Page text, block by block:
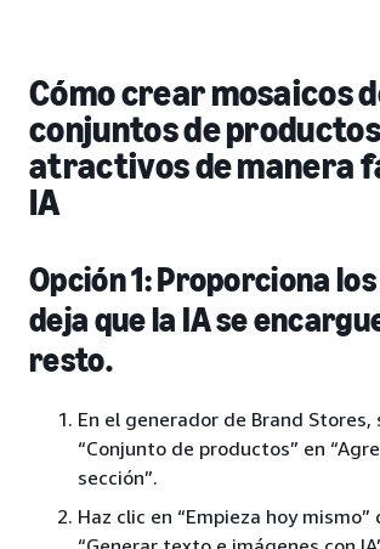
Cómo crear mosaicos
conjuntos de productos
atractivos de manera
IA
Opción 1: Proporciona los
deja que la IA se
resto.
En el generador de Brand Stores,
“Conjunto de productos” en
sección”.
Haz clic en “Empieza hoy mismo”